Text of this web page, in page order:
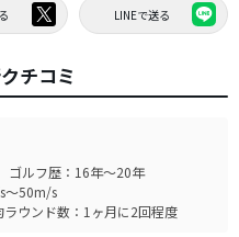
LINEで送る
チコミ
ゴルフ歴：16年～20年
～50m/s
ラウンド数：1ヶ月に2回程度